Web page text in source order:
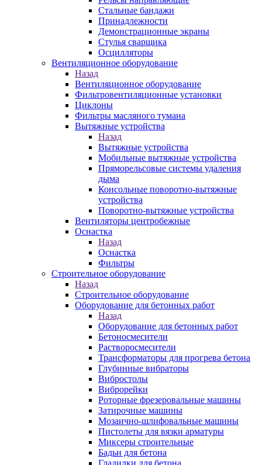
Стальные бандажи
Принадлежности
Демонстрационные экраны
Стулья сварщика
Осцилляторы
Вентиляционное оборудование
Назад
Вентиляционное оборудование
Фильтровентиляционные установки
Циклоны
Фильтры масляного тумана
Вытяжные устройства
Назад
Вытяжные устройства
Мобильные вытяжные устройства
Пряморельсовые системы удаления
дыма
Консольные поворотно-вытяжные
устройства
Поворотно-вытяжные устройства
Вентиляторы центробежные
Оснастка
Назад
Оснастка
Фильтры
Строительное оборудование
Назад
Строительное оборудование
Оборудование для бетонных работ
Назад
Оборудование для бетонных работ
Бетоносмесители
Растворосмесители
Трансформаторы для прогрева бетона
Глубинные вибраторы
Вибростолы
Виброрейки
Роторные фрезеровальные машины
Затирочные машины
Мозаично-шлифовальные машины
Пистолеты для вязки арматуры
Миксеры строительные
Бадьи для бетона
Гладилки для бетона